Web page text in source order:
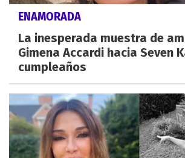
ENAMORADA
La inesperada muestra de
Gimena Accardi hacia Seven
cumpleaños